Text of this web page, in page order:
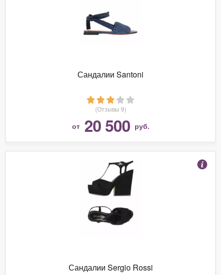
Сандалии Santoni
(Отзывы 9)
от 20 500 руб.
Сандалии Sergio Rossi